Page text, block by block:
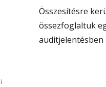
Összesítésre
össezfoglaltuk
auditjelentésben